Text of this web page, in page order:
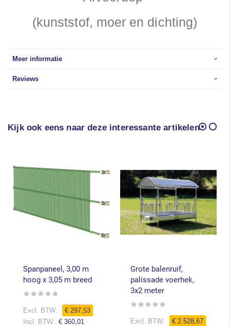
(kunststof, moer en dichting)
Meer informatie
Reviews
Kijk ook eens naar deze interessante artikelen
Spanpaneel, 3,00 m
hoog x 3,05 m breed
Rating:
€ 297,53
Speciale
€ 360,01
Grote balenruif,
palissade voerhek,
3x2 meter
Rating:
€ 2.528,67
Speciale